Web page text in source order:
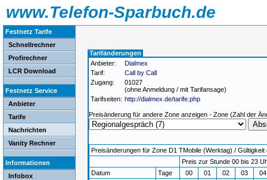
www.Telefon-Sparbuch.de
Festnetz Tarife
Schnellrechner
Profirechner
LCR Download
Festnetz Service
Anbieter
Tarife
Nachrichten
Vanity Rechner
Informationen
Infobox
Tarifänderungen
Anbieter:
Dialmex
Tarif:
Call by Call
Zugang:
01027
(ohne Anmeldung / mit Tarifansage)
Tarifseiten: http://dialmex.de/tarife.php
Preisänderung für andere Zone anzeigen - Zone (Zahl der
Preisänderungen für Zone D1 TMobile (Werktag) / Gültigkeit
Preis zur Stunde 00 bis 23
Datum
Tage 00 01 02 03